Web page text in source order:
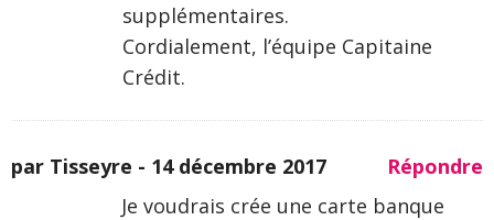
supplémentaires.
Cordialement, l’équipe Capitaine
Crédit.
par Tisseyre - 14 décembre 2017
Répondre
Je voudrais crée une carte banque